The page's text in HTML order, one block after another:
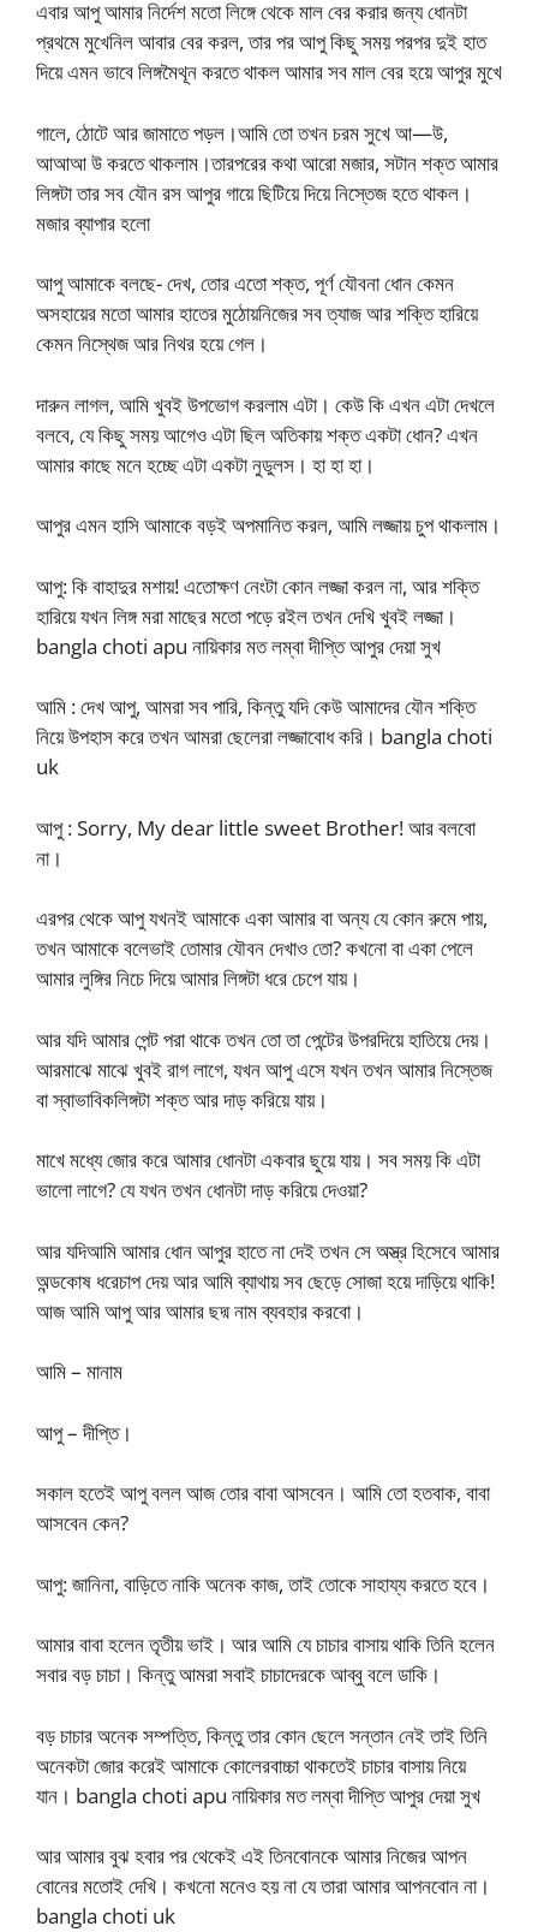
এবার আপু আমার নির্দেশ মতো লিঙ্গে থেকে মাল বের করার জন্য ধোনটা
প্রথমে মুখেনিল আবার বের করল, তার পর আপু কিছু সময় পরপর দুই হাত
দিয়ে এমন ভাবে লিঙ্গমৈথূন করতে থাকল আমার সব মাল বের হয়ে আপুর মুখে
গালে, ঠোটে আর জামাতে পড়ল।আমি তো তখন চরম সুখে আ—উ,
আআআ উ করতে থাকলাম।তারপরের কথা আরো মজার, সটান শক্ত আমার
লিঙ্গটা তার সব যৌন রস আপুর গায়ে ছিটিয়ে দিয়ে নিস্তেজ হতে থাকল।
মজার ব্যাপার হলো
আপু আমাকে বলছে- দেখ, তোর এতো শক্ত, পূর্ণ যৌবনা ধোন কেমন
অসহায়ের মতো আমার হাতের মুঠোয়নিজের সব ত্যাজ আর শক্তি হারিয়ে
কেমন নিস্থেজ আর নিথর হয়ে গেল।
দারুন লাগল, আমি খুবই উপভোগ করলাম এটা। কেউ কি এখন এটা দেখলে
বলবে, যে কিছু সময় আগেও এটা ছিল অতিকায় শক্ত একটা ধোন? এখন
আমার কাছে মনে হচ্ছে এটা একটা নুডুলস। হা হা হা।
আপুর এমন হাসি আমাকে বড়ই অপমানিত করল, আমি লজ্জায় চুপ থাকলাম।
আপু: কি বাহাদুর মশায়! এতোক্ষণ নেংটা কোন লজ্জা করল না, আর শক্তি
হারিয়ে যখন লিঙ্গ মরা মাছের মতো পড়ে রইল তখন দেখি খুবই লজ্জা।
bangla choti apu নায়িকার মত লম্বা দীপ্তি আপুর দেয়া সুখ
আমি : দেখ আপু, আমরা সব পারি, কিন্তু যদি কেউ আমাদের যৌন শক্তি
নিয়ে উপহাস করে তখন আমরা ছেলেরা লজ্জাবোধ করি। bangla choti
uk
আপু : Sorry, My dear little sweet Brother! আর বলবো
না।
এরপর থেকে আপু যখনই আমাকে একা আমার বা অন্য যে কোন রুমে পায়,
তখন আমাকে বলেভাই তোমার যৌবন দেখাও তো? কখনো বা একা পেলে
আমার লুঙ্গির নিচে দিয়ে আমার লিঙ্গটা ধরে চেপে যায়।
আর যদি আমার পেন্ট পরা থাকে তখন তো তা পেন্টের উপরদিয়ে হাতিয়ে দেয়।
আরমাঝে মাঝে খুবই রাগ লাগে, যখন আপু এসে যখন তখন আমার নিস্তেজ
বা স্বাভাবিকলিঙ্গটা শক্ত আর দাড় করিয়ে যায়।
মাখে মধ্যে জোর করে আমার ধোনটা একবার ছুয়ে যায়। সব সময় কি এটা
ভালো লাগে? যে যখন তখন ধোনটা দাড় করিয়ে দেওয়া?
আর যদিআমি আমার ধোন আপুর হাতে না দেই তখন সে অস্ত্র হিসেবে আমার
অন্ডকোষ ধরেচাপ দেয় আর আমি ব্যাথায় সব ছেড়ে সোজা হয়ে দাড়িয়ে থাকি!
আজ আমি আপু আর আমার ছদ্ম নাম ব্যবহার করবো।
আমি – মানাম
আপু – দীপ্তি।
সকাল হতেই আপু বলল আজ তোর বাবা আসবেন। আমি তো হতবাক, বাবা
আসবেন কেন?
আপু: জানিনা, বাড়িতে নাকি অনেক কাজ, তাই তোকে সাহায্য করতে হবে।
আমার বাবা হলেন তৃতীয় ভাই। আর আমি যে চাচার বাসায় থাকি তিনি হলেন
সবার বড় চাচা। কিন্তু আমরা সবাই চাচাদেরকে আব্বু বলে ডাকি।
বড় চাচার অনেক সম্পত্তি, কিন্তু তার কোন ছেলে সন্তান নেই তাই তিনি
অনেকটা জোর করেই আমাকে কোলেরবাচ্চা থাকতেই চাচার বাসায় নিয়ে
যান। bangla choti apu নায়িকার মত লম্বা দীপ্তি আপুর দেয়া সুখ
আর আমার বুঝ হবার পর থেকেই এই তিনবোনকে আমার নিজের আপন
বোনের মতোই দেখি। কখনো মনেও হয় না যে তারা আমার আপনবোন না।
bangla choti uk